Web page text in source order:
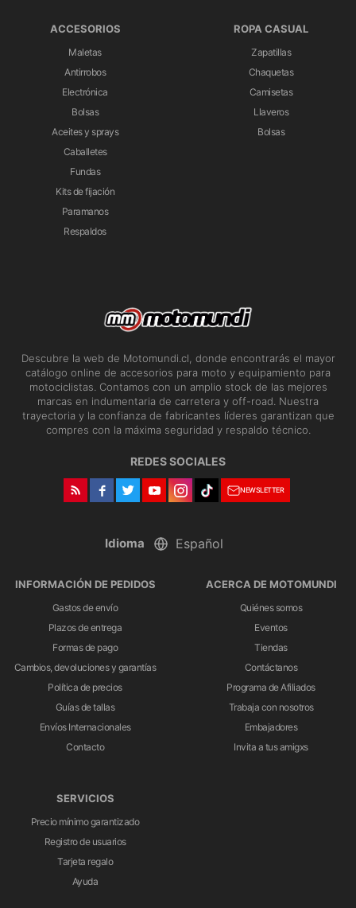
ACCESORIOS
Maletas
Antirrobos
Electrónica
Bolsas
Aceites y sprays
Caballetes
Fundas
Kits de fijación
Paramanos
Respaldos
ROPA CASUAL
Zapatillas
Chaquetas
Camisetas
Llaveros
Bolsas
Descubre la web de Motomundi.cl, donde encontrarás el mayor
catálogo online de accesorios para moto y equipamiento para
motociclistas. Contamos con un amplio stock de las mejores
marcas en indumentaria de carretera y off-road. Nuestra
trayectoria y la confianza de fabricantes líderes garantizan que
compres con la máxima seguridad y respaldo técnico.
REDES SOCIALES
NEWSLETTER
Idioma
INFORMACIÓN DE PEDIDOS
Gastos de envío
Plazos de entrega
Formas de pago
Cambios, devoluciones y garantías
Política de precios
Guías de tallas
Envíos Internacionales
Contacto
ACERCA DE MOTOMUNDI
Quiénes somos
Eventos
Tiendas
Contáctanos
Programa de Afiliados
Trabaja con nosotros
Embajadores
Invita a tus amigxs
SERVICIOS
Precio mínimo garantizado
Registro de usuarios
Tarjeta regalo
Ayuda